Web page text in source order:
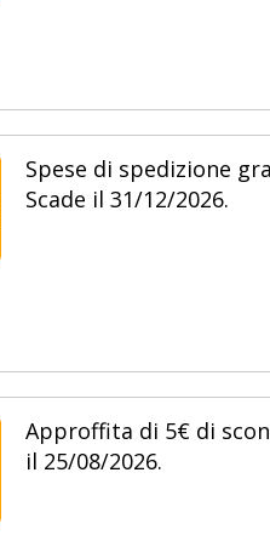
Spese di spedizione
Scade il 31/12/2026.
Approffita di 5€ di
il 25/08/2026.